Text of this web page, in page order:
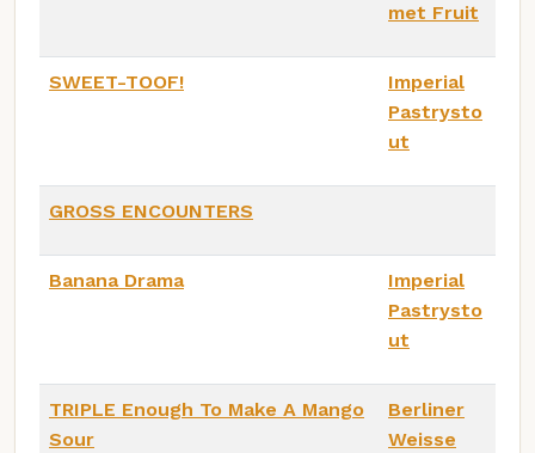
met Fruit
SWEET-TOOF!
Imperial
Pastrysto
ut
GROSS ENCOUNTERS
Banana Drama
Imperial
Pastrysto
ut
TRIPLE Enough To Make A Mango
Sour
Berliner
Weisse